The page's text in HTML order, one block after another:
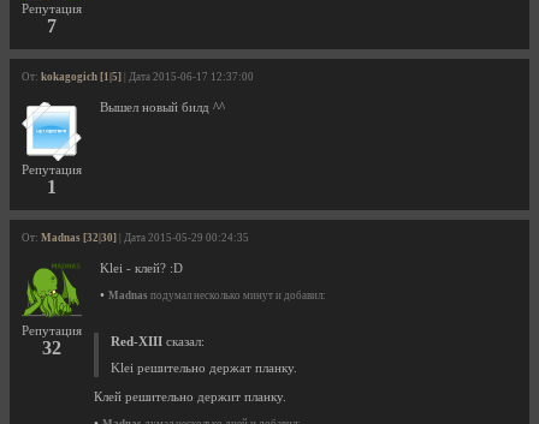
Репутация
7
От: kokagogich [1|5] | Дата 2015-06-17 12:37:00
Репутация
1
Вышел новый билд ^^
От: Madnas [32|30] | Дата 2015-05-29 00:24:35
Репутация
32
Klei - клей? :D
• Madnas подумал несколько минут и добавил:
Red-XIII сказал:
Klei решительно держат планку.
Клей решительно держит планку.